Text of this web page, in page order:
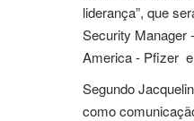
liderança”, que
Security Manager
America - Pfizer e
Segundo
como